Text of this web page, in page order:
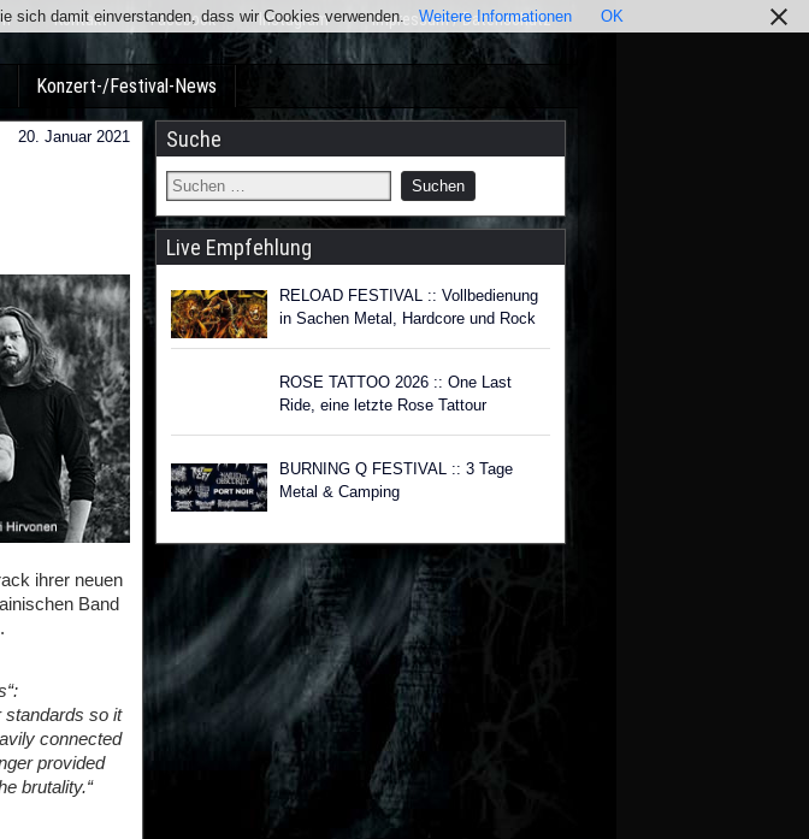
Kontakt Facebook Instagram Impressum / Datenschutz
Konzert-/Festival-News
20. Januar 2021
ihrer neuen
Band
standards so it
connected
provided
brutality.“
Suche
Live Empfehlung
RELOAD FESTIVAL :: Vollbedienung
in Sachen Metal, Hardcore und Rock
ROSE TATTOO 2026 :: One Last
Ride, eine letzte Rose Tattour
BURNING Q FESTIVAL :: 3 Tage
Metal & Camping
sich damit einverstanden, dass wir Cookies verwenden. Weitere Informationen OK